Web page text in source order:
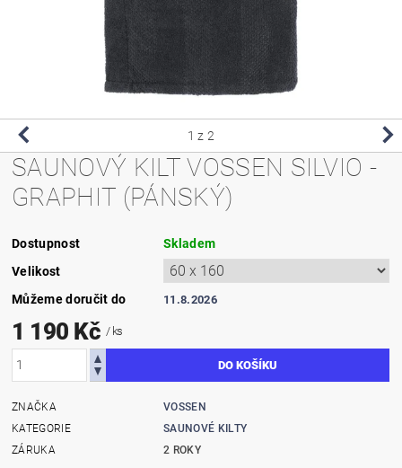
1 z 2
SAUNOVÝ KILT VOSSEN SILVIO -
GRAPHIT (PÁNSKÝ)
Dostupnost
Skladem
Velikost
Můžeme doručit do
11.8.2026
1 190 Kč / ks
ZNAČKA
VOSSEN
KATEGORIE
SAUNOVÉ KILTY
ZÁRUKA
2 ROKY